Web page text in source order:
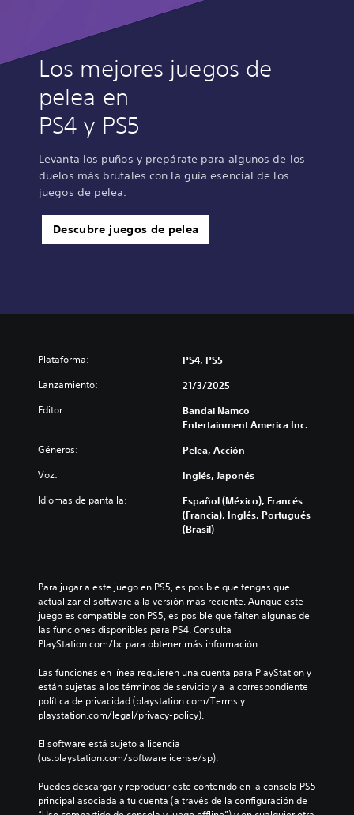
Los mejores juegos de
pelea en
PS4 y PS5
Levanta los puños y prepárate para algunos de los
duelos más brutales con la guía esencial de los
juegos de pelea.
Descubre juegos de pelea
Plataforma: PS4, PS5
Lanzamiento: 21/3/2025
Editor:
Bandai Namco
Entertainment America Inc.
Géneros: Pelea, Acción
Voz: Inglés, Japonés
Idiomas de pantalla:
Español (México), Francés
(Francia), Inglés, Portugués
(Brasil)
Para jugar a este juego en PS5, es posible que tengas que
actualizar el software a la versión más reciente. Aunque este
juego es compatible con PS5, es posible que falten algunas de
las funciones disponibles para PS4. Consulta
PlayStation.com/bc para obtener más información.
Las funciones en línea requieren una cuenta para PlayStation y
están sujetas a los términos de servicio y a la correspondiente
política de privacidad (playstation.com/Terms y
playstation.com/legal/privacy-policy).
El software está sujeto a licencia
(us.playstation.com/softwarelicense/sp).
Puedes descargar y reproducir este contenido en la consola PS5
principal asociada a tu cuenta (a través de la configuración de